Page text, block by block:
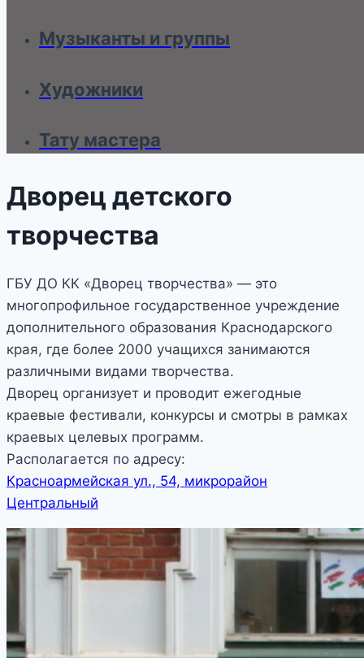
Музыканты и группы
Художники
Тату мастера
Дворец детского
творчества
ГБУ ДО КК «Дворец творчества» — это
многопрофильное государственное учреждение
дополнительного образования Краснодарского
края, где более 2000 учащихся занимаются
различными видами творчества.
Дворец организует и проводит ежегодные
краевые фестивали, конкурсы и смотры в рамках
краевых целевых программ.
Располагается по адресу:
Красноармейская ул., 54, микрорайон
Центральный